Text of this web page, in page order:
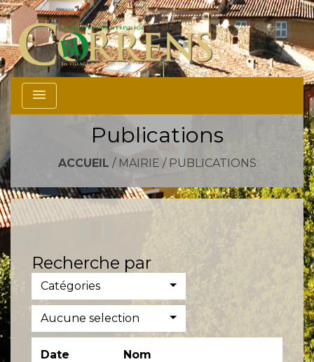
menu
Publications
ACCUEIL / MAIRIE / PUBLICATIONS
Recherche par
Catégories
Aucune selection
Date Nom